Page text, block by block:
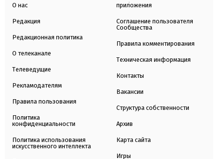
О нас
Редакция
Редакционная политика
О телеканале
Телеведущие
Рекламодателям
Правила пользования
Политика
конфиденциальности
Политика использования
искусственного интеллекта
приложения
Соглашение пользователя
Сообщества
Правила комментирования
Техническая информация
Контакты
Вакансии
Структура собственности
Архив
Карта сайта
Игры